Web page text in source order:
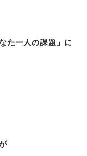
た一人の課題」に